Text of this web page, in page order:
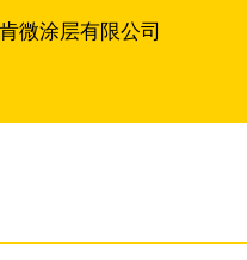
微涂层有限公司